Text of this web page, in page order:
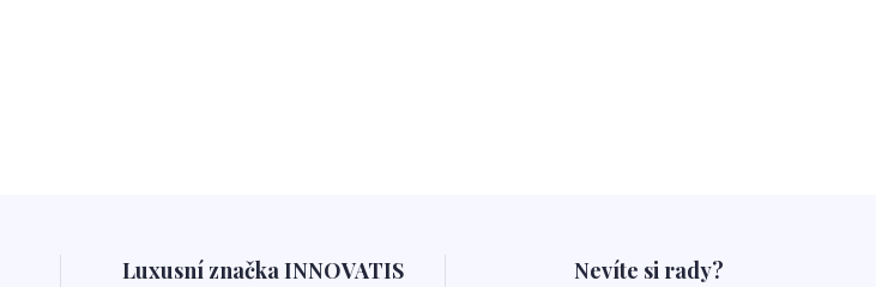
Luxusní značka INNOVATIS Nevíte si rady?